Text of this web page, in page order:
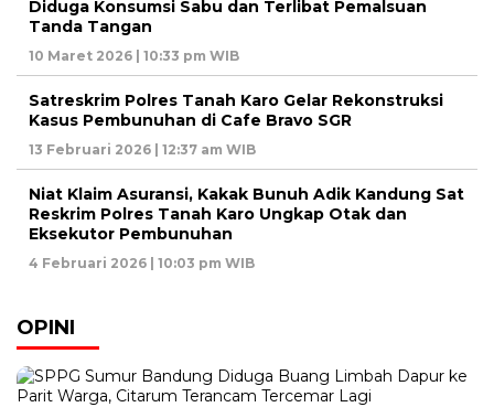
Diduga Konsumsi Sabu dan Terlibat Pemalsuan
Tanda Tangan
10 Maret 2026 | 10:33 pm WIB
Satreskrim Polres Tanah Karo Gelar Rekonstruksi
Kasus Pembunuhan di Cafe Bravo SGR
13 Februari 2026 | 12:37 am WIB
Niat Klaim Asuransi, Kakak Bunuh Adik Kandung Sat
Reskrim Polres Tanah Karo Ungkap Otak dan
Eksekutor Pembunuhan
4 Februari 2026 | 10:03 pm WIB
OPINI